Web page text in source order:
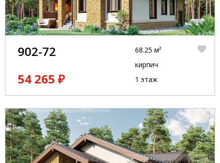
902-72
54 265 ₽
68.25 м²
кирпич
1 этаж